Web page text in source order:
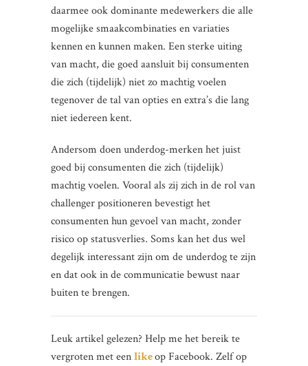
daarmee ook dominante medewerkers die alle
mogelijke smaakcombinaties en variaties
kennen en kunnen maken. Een sterke uiting
van macht, die goed aansluit bij consumenten
die zich (tijdelijk) niet zo machtig voelen
tegenover de tal van opties en extra’s die lang
niet iedereen kent.
Andersom doen underdog-merken het juist
goed bij consumenten die zich (tijdelijk)
machtig voelen. Vooral als zij zich in de rol van
challenger positioneren bevestigt het
consumenten hun gevoel van macht, zonder
risico op statusverlies. Soms kan het dus wel
degelijk interessant zijn om de underdog te zijn
en dat ook in de communicatie bewust naar
buiten te brengen.
Leuk artikel gelezen? Help me het bereik te
vergroten met eenlikeop Facebook. Zelf op